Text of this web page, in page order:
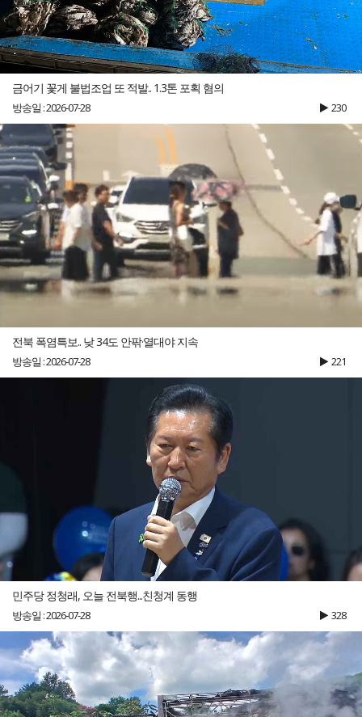
금어기 꽃게 불법조업 또 적발.. 1.3톤 포획 혐의
방송일 : 2026-07-28 230
전북 폭염특보.. 낮 34도 안팎·열대야 지속
방송일 : 2026-07-28 221
민주당 정청래, 오늘 전북행...친청계 동행
방송일 : 2026-07-28 328